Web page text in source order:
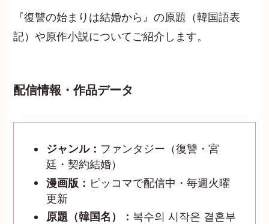
『復讐の始まりは結婚から』の原題（韓国語表
記）や原作小説についてご紹介します。
配信情報・作品データ
ジャンル： ファンタジー（復讐・宮
廷・契約結婚）
漫画版： ピッコマで配信中・毎週火曜
更新
原題（韓国名）： 복수의 시작은 결혼부